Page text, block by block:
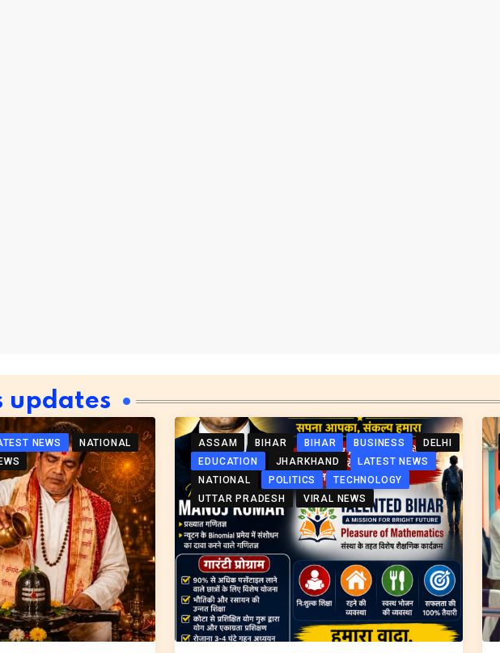
updates
NEWS
NATIONAL
ASSAM BIHAR BIHAR BUSINESS
DELHI
EDUCATION
JHARKHAND
LATEST NEWS
NATIONAL
POLITICS
TECHNOLOGY
UTTAR PRADESH
VIRAL NEWS